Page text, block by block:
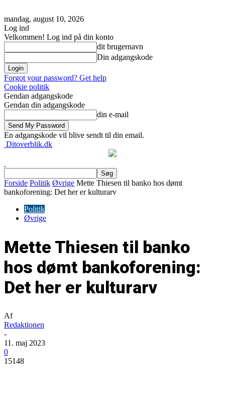
mandag, august 10, 2026
Log ind
Velkommen! Log ind på din konto
dit brugernavn
Din adgangskode
Forgot your password? Get help
Cookie politik
Gendan adgangskode
Gendan din adgangskode
din e-mail
En adgangskode vil blive sendt til din email.
Ditoverblik.dk
Forside Politik Øvrige Mette Thiesen til banko hos dømt
bankoforening: Det her er kulturarv
Politik
Øvrige
Mette Thiesen til banko
hos dømt bankoforening:
Det her er kulturarv
Af
Redaktionen
-
11. maj 2023
0
15148